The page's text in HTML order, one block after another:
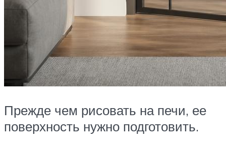
Прежде чем рисовать на печи, ее
поверхность нужно подготовить.